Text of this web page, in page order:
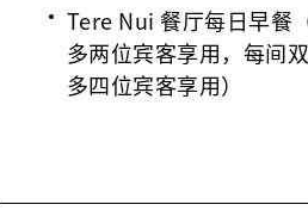
Tere Nui 餐厅每日早餐
多两位宾客享用，每间
多四位宾客享用）